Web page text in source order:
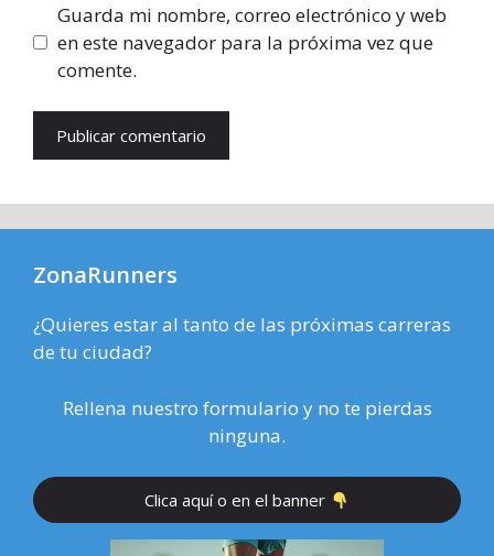
Guarda mi nombre, correo electrónico y web
en este navegador para la próxima vez que
comente.
ZonaRunners
¿Quieres estar al tanto de las próximas carreras
de tu ciudad?
Rellena nuestro formulario y no te pierdas
ninguna.
Clica aquí o en el banner